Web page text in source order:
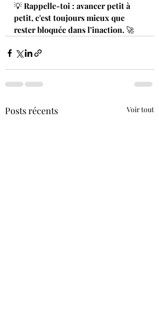
💡 Rappelle-toi : avancer petit à
petit, c'est toujours mieux que
rester bloquée dans l’inaction. 🚀
Posts récents Voir tout